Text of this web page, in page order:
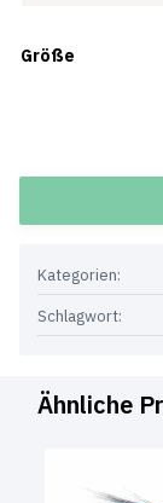
Größe
Kategorien:
Schlagwort:
Ähnliche